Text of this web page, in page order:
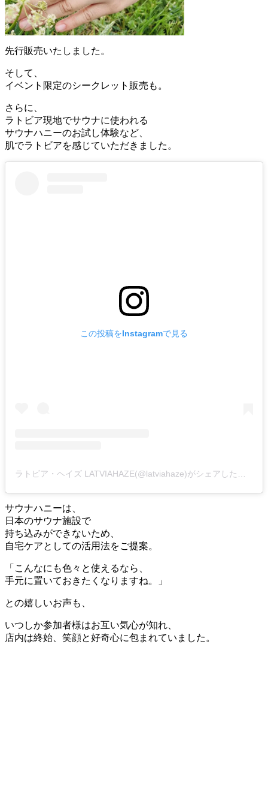
先行販売いたしました。
そして、
イベント限定のシークレット販売も。
さらに、
ラトビア現地でサウナに使われる
サウナハニーのお試し体験など、
肌でラトビアを感じていただきました。
この投稿をInstagramで見る
サウナハニーは、
日本のサウナ施設で
持ち込みができないため、
自宅ケアとしての活用法をご提案。
「こんなにも色々と使えるなら、
手元に置いておきたくなりますね。」
との嬉しいお声も、
いつしか参加者様はお互い気心が知れ、
店内は終始、笑顔と好奇心に包まれていました。